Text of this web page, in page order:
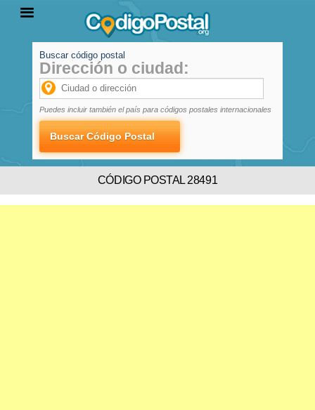
PROVINCIAS
LOCALIDADES
Buscar código postal
Dirección o ciudad:
Puedes incluir también el país para códigos postales internacionales
CÓDIGO POSTAL 28491